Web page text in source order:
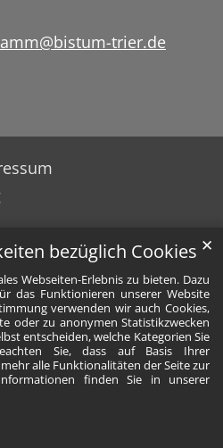
bezüglich Cookies
Webseiten-Erlebnis zu bieten. Dazu
das Funktionieren unserer Website
verwenden wir auch Cookies,
oder zu anonymen Statistikzwecken
entscheiden, welche Kategorien Sie
Sie, dass auf Basis Ihrer
alle Funktionalitäten der Seite zur
finden Sie in unserer
✕
trier.de